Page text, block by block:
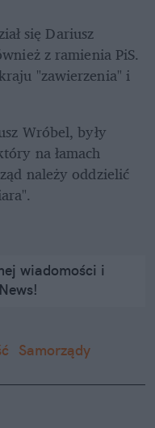
się Dariusz
z ramienia PiS.
"zawierzenia" i
Wróbel, były
na łamach
należy oddzielić
wiadomości i
Samorządy